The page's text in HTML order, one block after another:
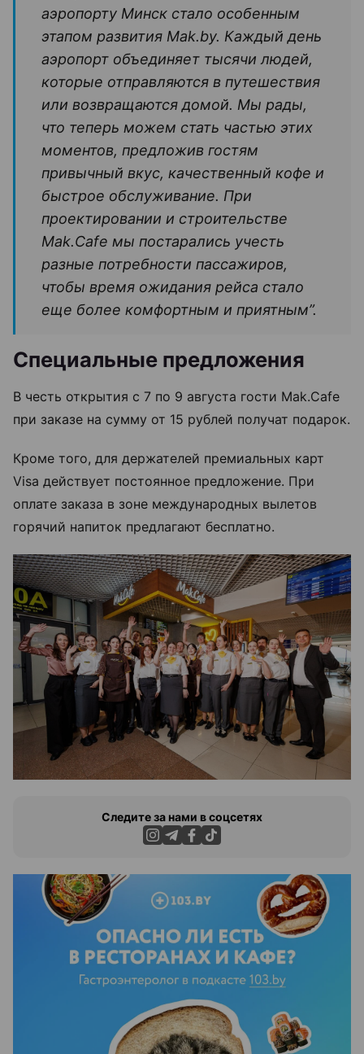
аэропорту Минск стало особенным
этапом развития Mak.by. Каждый день
аэропорт объединяет тысячи людей,
которые отправляются в путешествия
или возвращаются домой. Мы рады,
что теперь можем стать частью этих
моментов, предложив гостям
привычный вкус, качественный кофе и
быстрое обслуживание. При
проектировании и строительстве
Mak.Cafe мы постарались учесть
разные потребности пассажиров,
чтобы время ожидания рейса стало
еще более комфортным и приятным”.
Специальные предложения
В честь открытия с 7 по 9 августа гости Mak.Cafe
при заказе на сумму от 15 рублей получат подарок.
Кроме того, для держателей премиальных карт
Visa действует постоянное предложение. При
оплате заказа в зоне международных вылетов
горячий напиток предлагают бесплатно.
Следите за нами в соцсетях
ЭФФЕКТИВНАЯ РЕКЛАМА НА САЙТЕ